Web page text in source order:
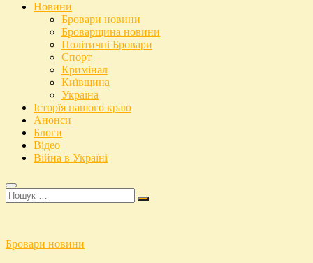
Новини
Бровари новини
Броварщина новини
Політичні Бровари
Спорт
Кримінал
Київщина
Україна
Історїя нашого краю
Анонси
Блоги
Відео
Війна в Україні
Пошук
…
Бровари новини